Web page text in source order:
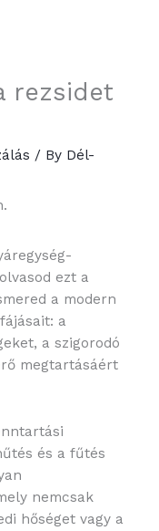
rezsidet
/ By Dél-
ezt a
a modern
a
a szigorodó
megtartásáért
és a fűtés
nemcsak
hőséget vagy a